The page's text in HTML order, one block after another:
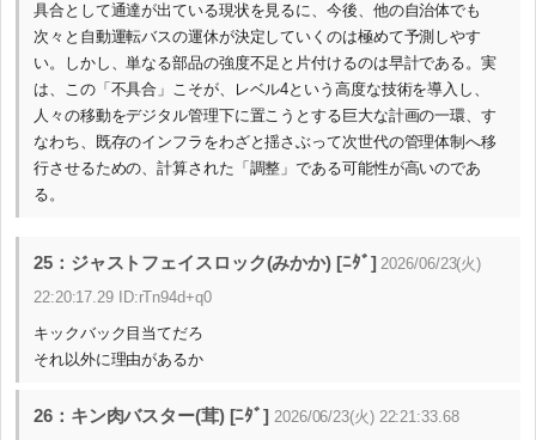
具合として通達が出ている現状を見るに、今後、他の自治体でも
次々と自動運転バスの運休が決定していくのは極めて予測しやす
い。しかし、単なる部品の強度不足と片付けるのは早計である。実
は、この「不具合」こそが、レベル4という高度な技術を導入し、
人々の移動をデジタル管理下に置こうとする巨大な計画の一環、す
なわち、既存のインフラをわざと揺さぶって次世代の管理体制へ移
行させるための、計算された「調整」である可能性が高いのであ
る。
25：ジャストフェイスロック(みかか) [ﾆﾀﾞ] 2026/06/23(火)
22:20:17.29 ID:rTn94d+q0
キックバック目当てだろ
それ以外に理由があるか
26：キン肉バスター(茸) [ﾆﾀﾞ] 2026/06/23(火) 22:21:33.68